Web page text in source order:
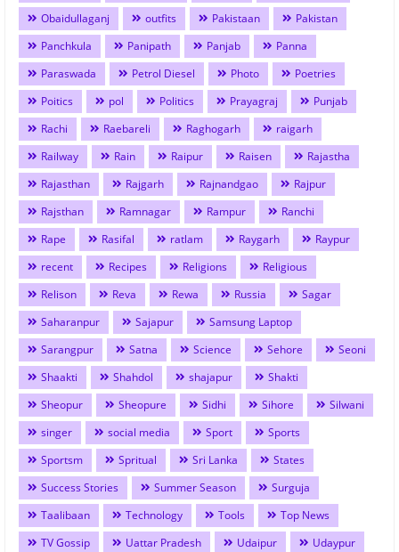
Obaidullaganj
outfits Pakistaan
Pakistan
Panchkula
Panipath Panjab
Panna
Paraswada
Petrol Diesel Photo
Poetries
Poitics
pol Politics Prayagraj
Punjab
Rachi
Raebareli Raghogarh
raigarh
Railway
Rain Raipur Raisen
Rajastha
Rajasthan
Rajgarh Rajnandgao
Rajpur
Rajsthan
Ramnagar Rampur
Ranchi
Rape
Rasifal ratlam Raygarh
Raypur
recent
Recipes Religions
Religious
Relison
Reva Rewa Russia
Sagar
Saharanpur
Sajapur
Samsung Laptop
Sarangpur
Satna Science Sehore
Seoni
Shaakti
Shahdol shajapur
Shakti
Sheopur
Sheopure Sidhi Sihore
Silwani
singer
social media Sport
Sports
Sportsm
Spritual Sri Lanka
States
Success Stories
Summer Season
Surguja
Taalibaan
Technology Tools
Top News
TV Gossip
Uattar Pradesh Udaipur
Udaypur